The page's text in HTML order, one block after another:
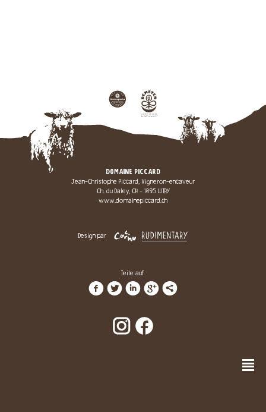
DOMAINE PICCARD
Jean-Christophe Piccard, Vigneron-encaveur
Ch. du Daley, CH - 1095 LUTRY
www.domainepiccard.ch
Design par
Teile auf
ftigl
n